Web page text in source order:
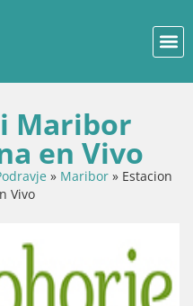
Maribor
en Vivo
» Maribor » Estacion
Vivo